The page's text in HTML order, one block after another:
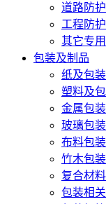
道路防
工程防
其它专
包装及制品
纸及包
塑料及
金属包
玻璃包
布料包
竹木包
复合材
包装相